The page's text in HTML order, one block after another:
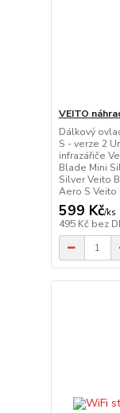
VEITO
Dálkový
S - verze 2
infrazářiče
Blade Mini
Silver Veito
Aero S Veito
599 Kč/ks
495 Kč bez